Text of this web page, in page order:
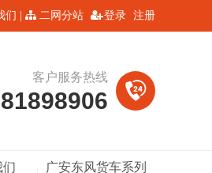
们 二网分站 登录 注册
客户服务热线
们 广安东风货车系列